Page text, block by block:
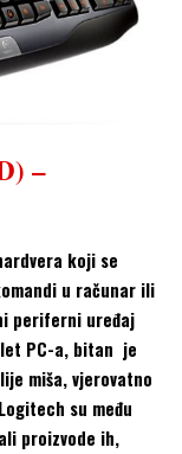
–
koji se
u računar ili
periferni uređaj
PC-a, bitan je
miša, vjerovatno
su među
proizvode ih,